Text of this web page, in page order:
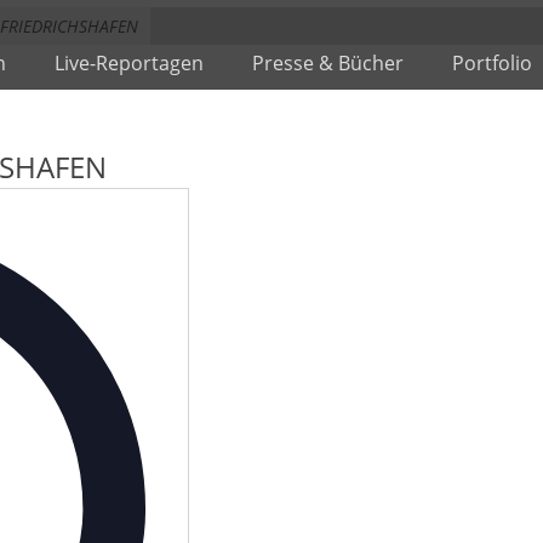
Live-Reportagen Presse & Bücher Portfolio